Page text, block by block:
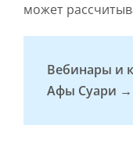
может
Вебинары и
Афы Суари →